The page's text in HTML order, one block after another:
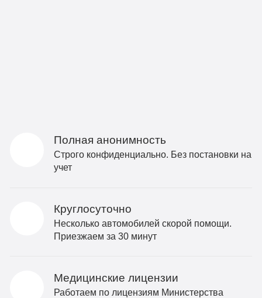
Полная анонимность
Строго конфиденциально. Без постановки на
учет
Круглосуточно
Несколько автомобилей скорой помощи.
Приезжаем за 30 минут
Медицинские лицензии
Работаем по лицензиям Министерства